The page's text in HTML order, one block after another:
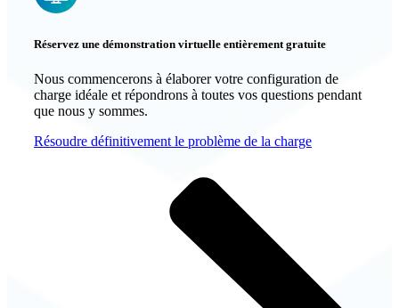
Réservez une démonstration virtuelle entièrement gratuite
Nous commencerons à élaborer votre configuration de
charge idéale et répondrons à toutes vos questions pendant
que nous y sommes.
Résoudre définitivement le problème de la charge